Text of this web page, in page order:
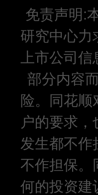
免责声明:
研究中心力
上市公司
部分内容
险。同花顺
户的要求
发生都不作
不作担保。
何的投资建